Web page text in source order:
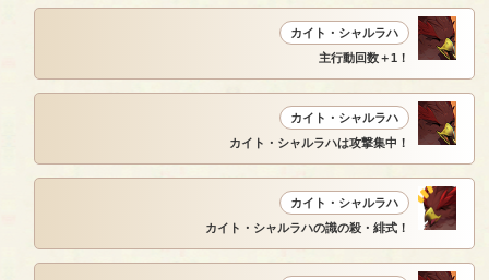
カイト・シャルラハ
主行動回数＋1！
カイト・シャルラハ
カイト・シャルラハは攻撃集中！
カイト・シャルラハ
カイト・シャルラハの識の殺・緋式！